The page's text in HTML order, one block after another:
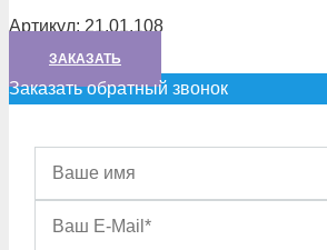
Артикул: 21.01.108
ЗАКАЗАТЬ
Заказать обратный звонок